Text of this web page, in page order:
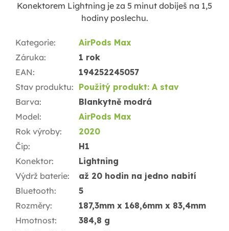
Konektorem Lightning je za 5 minut dobiješ na 1,5
hodiny poslechu.
Kategorie:
AirPods Max
Záruka:
1 rok
EAN:
194252245057
Stav produktu: Použitý produkt: A stav
Barva:
Blankytně modrá
Model:
AirPods Max
Rok výroby:
2020
Čip:
H1
Konektor:
Lightning
Výdrž baterie:
až 20 hodin na jedno nabití
Bluetooth:
5
Rozměry:
187,3mm x 168,6mm x 83,4mm
Hmotnost:
384,8 g